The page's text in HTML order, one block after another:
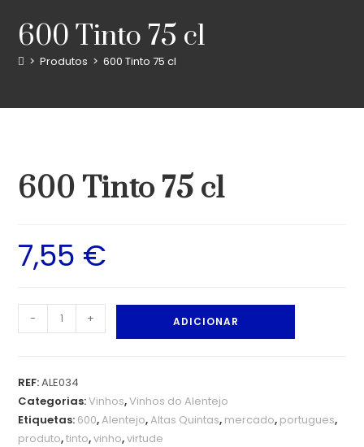
600 Tinto 75 cl
> Produtos > 600 Tinto 75 cl
600 Tinto 75 cl
7,55 €
- + ADICIONAR
REF:ALE034
Categorias:Vinhos,Vinhos do Alentejo
Etiquetas: 600,Alentejo,Altas Quintas, mercado, portugues,
produto,tinto,vinho,virtude